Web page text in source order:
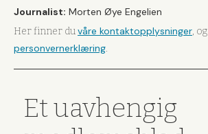
Journalist: Morten Øye Engelien
Her finner duvåre kontaktopplysninger, og
personvernerklæring.
Et uavhengig